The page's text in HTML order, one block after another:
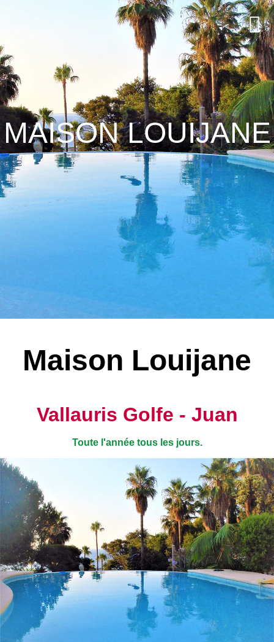
MAISON LOUIJANE
Maison Louijane
Vallauris Golfe - Juan
Toute l'année tous les jours.